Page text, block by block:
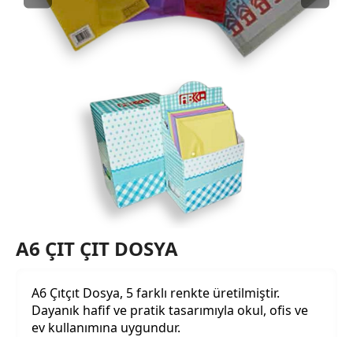
Kalem Kutusu Grubu
A6 ÇIT ÇIT DOSYA
A6 Çıtçıt Dosya, 5 farklı renkte üretilmiştir.
Dayanık hafif ve pratik tasarımıyla okul, ofis ve
ev kullanımına uygundur.